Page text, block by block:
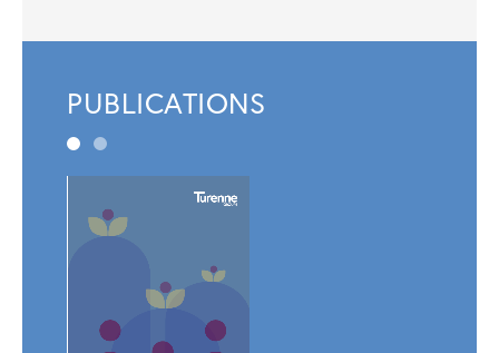
PUBLICATIONS